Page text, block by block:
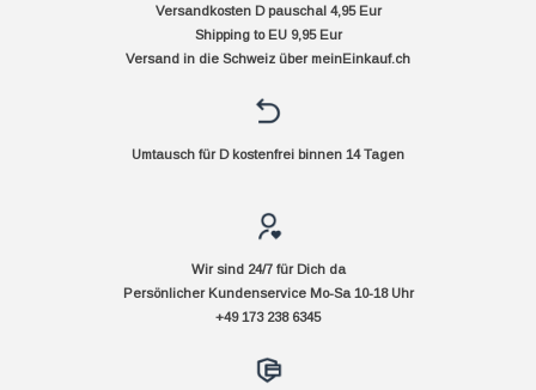
Versandkosten D pauschal 4,95 Eur
Shipping to EU 9,95 Eur
Versand in die Schweiz über meinEinkauf.ch
Umtausch für D kostenfrei binnen 14 Tagen
Wir sind 24/7 für Dich da
Persönlicher Kundenservice Mo-Sa 10-18 Uhr
+49 173 238 6345